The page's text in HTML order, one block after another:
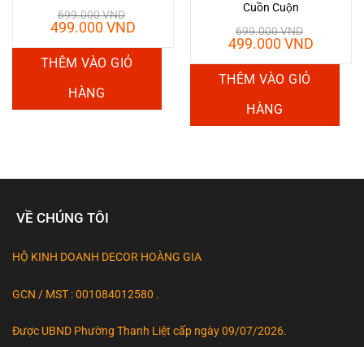
699.000VND
Giá
là:
699.000 VND.
499.000VND
499.000 VND.
THÊM VÀO GIỎ
HÀNG
Cuồn Cuộn
699.000VND
Giá
là:
699.000 VND.
499.000VND
THÊM VÀO GIỎ
HÀNG
VỀ CHÚNG TÔI
HỘ KINH DOANH DECOR HOÀNG GIA
GCN / MST : 001084012580 .
Được UBND Phường Thanh Liệt cấp ngày 09/07/2026.